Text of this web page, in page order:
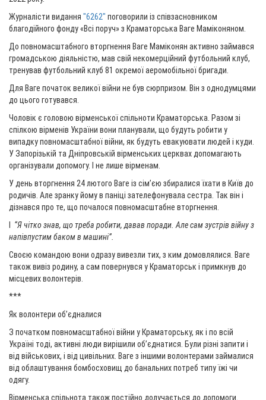
Журналісти видання "6262" поговорили із співзасновником
благодійного фонду «Всі поруч» з Краматорська Ваге Маміконяном.
До повномасштабного вторгнення Ваге Маміконян активно займався
громадською діяльністю, мав свій некомерційний футбольний клуб,
тренував футбольний клуб 81 окремої аеромобільної бригади.
Для Ваге початок великої війни не був сюрпризом. Він з однодумцями
до цього готувався.
Чоловік є головою вірменської спільноти Краматорська. Разом зі
спілкою вірменів України вони планували, що будуть робити у
випадку повномасштабної війни, як будуть евакуювати людей і куди.
У Запорізькій та Дніпровській вірменських церквах допомагають
організували допомогу. І не лише вірменам.
У день вторгнення 24 лютого Ваге із сім’єю збиралися їхати в Київ до
родичів. Але зранку йому в паніці зателефонувала сестра. Так він і
дізнався про те, що почалося повномасштабне вторгнення.
“Я чітко знав, що треба робити, давав поради. Але сам зустрів війну з
напівпустим баком в машині”.
Своєю командою вони одразу вивезли тих, з ким домовлялися. Ваге
також вивіз родину, а сам повернувся у Краматорськ і примкнув до
місцевих волонтерів.
***
Як волонтери об’єдналися
З початком повномасштабної війни у Краматорську, як і по всій
Україні тоді, активні люди вирішили об’єднатися. Були різні запити і
від військових, і від цивільних. Ваге з іншими волонтерами займалися
від облаштування бомбосховищ до банальних потреб типу їжі чи
одягу.
Вірменська спільнота також постійно долучається до допомоги.